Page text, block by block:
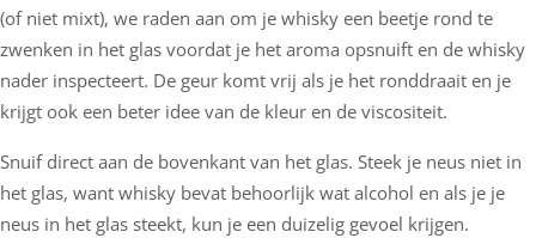
(of niet mixt), we raden aan om je whisky een beetje rond te
zwenken in het glas voordat je het aroma opsnuift en de whisky
nader inspecteert. De geur komt vrij als je het ronddraait en je
krijgt ook een beter idee van de kleur en de viscositeit.
Snuif direct aan de bovenkant van het glas. Steek je neus niet in
het glas, want whisky bevat behoorlijk wat alcohol en als je je
neus in het glas steekt, kun je een duizelig gevoel krijgen.